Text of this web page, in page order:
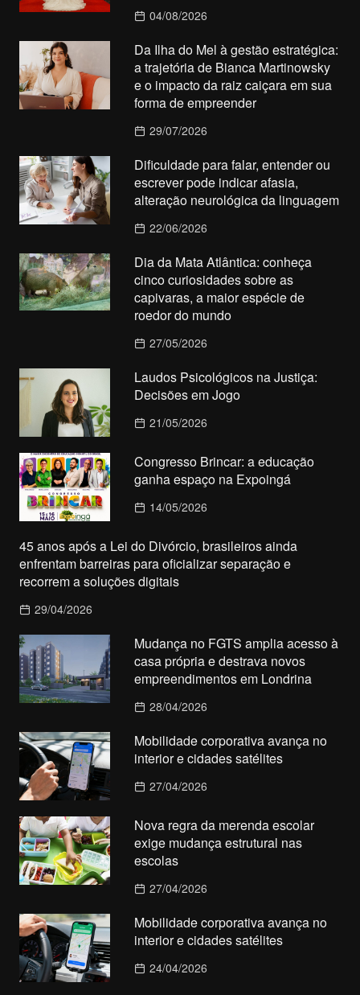
04/08/2026
Da Ilha do Mel à gestão estratégica:
a trajetória de Bianca Martinowsky
e o impacto da raiz caiçara em sua
forma de empreender
29/07/2026
Dificuldade para falar, entender ou
escrever pode indicar afasia,
alteração neurológica da linguagem
22/06/2026
Dia da Mata Atlântica: conheça
cinco curiosidades sobre as
capivaras, a maior espécie de
roedor do mundo
27/05/2026
Laudos Psicológicos na Justiça:
Decisões em Jogo
21/05/2026
Congresso Brincar: a educação
ganha espaço na Expoingá
14/05/2026
45 anos após a Lei do Divórcio, brasileiros ainda
enfrentam barreiras para oficializar separação e
recorrem a soluções digitais
29/04/2026
Mudança no FGTS amplia acesso à
casa própria e destrava novos
empreendimentos em Londrina
28/04/2026
Mobilidade corporativa avança no
interior e cidades satélites
27/04/2026
Nova regra da merenda escolar
exige mudança estrutural nas
escolas
27/04/2026
Mobilidade corporativa avança no
interior e cidades satélites
24/04/2026